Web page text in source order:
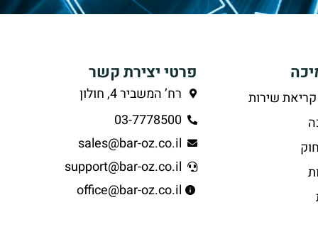
שירות
פרטי יצירת קשר
רח’ המשביר 4, חולון
03-7778500
sales@bar-oz.co.il
support@bar-oz.co.il
office@bar-oz.co.il